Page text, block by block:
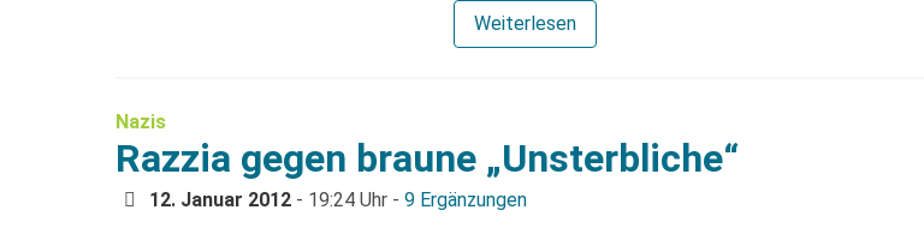
Weiterlesen
Nazis
Razzia gegen braune „Unsterbliche“
12. Januar 2012 - 19:24 Uhr - 9 Ergänzungen